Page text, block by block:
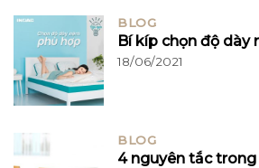
BLOG
Bí kíp chọn độ dày
18/06/2021
BLOG
4 nguyên tắc